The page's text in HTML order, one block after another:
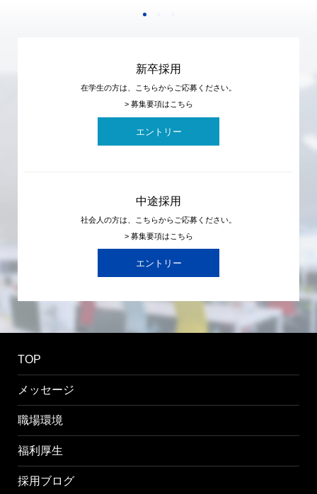
新卒採用
在学生の方は、こちらからご応募ください。
> 募集要項はこちら
エントリー
中途採用
社会人の方は、こちらからご応募ください。
> 募集要項はこちら
エントリー
TOP
メッセージ
職場環境
福利厚生
採用ブログ